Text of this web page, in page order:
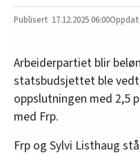
17.12.202506:00
Arbeiderpartiet blir
statsbudsjettet ble
oppslutningen med 2,5
med Frp.
Frp og Sylvi Listhaug